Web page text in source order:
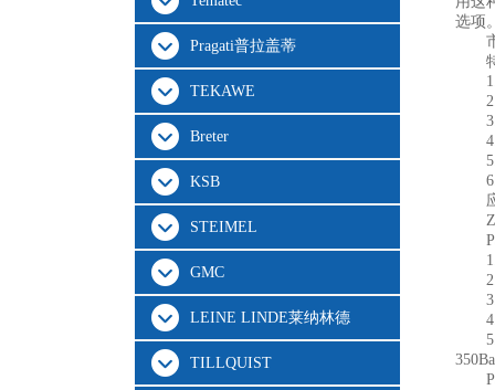
Pragati普拉盖蒂
TEKAWE
Breter
KSB
STEIMEL
GMC
LEINE LINDE莱纳林德
TILLQUIST
选项。